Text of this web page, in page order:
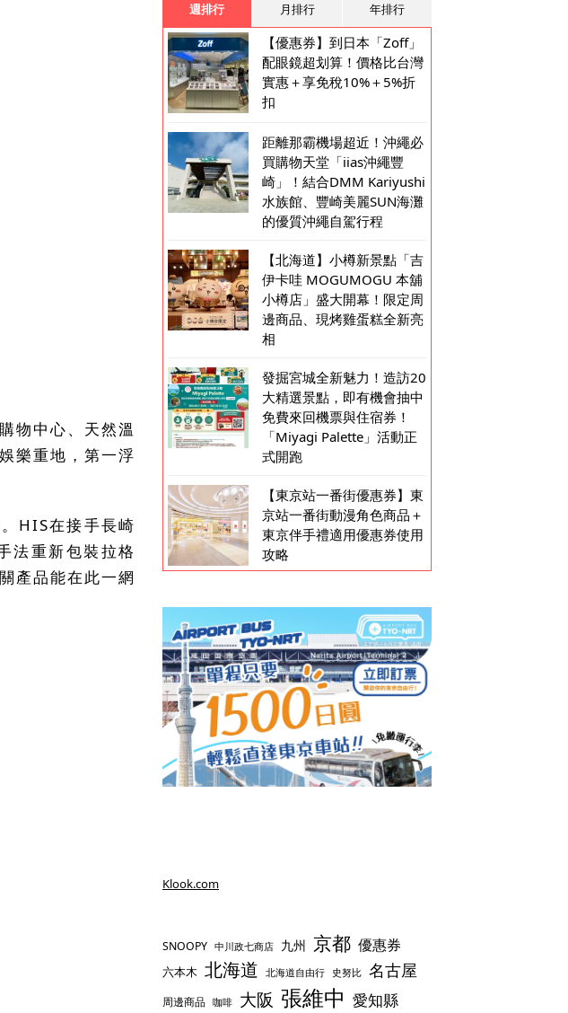
物中心、天然溫
樂重地，第一浮
HIS在接手長崎
法重新包裝拉格
產品能在此一網
週排行 月排行 年排行
【優惠券】到日本「Zoff」
配眼鏡超划算！價格比台灣
實惠＋享免稅10%＋5%折
扣
距離那霸機場超近！沖繩必
買購物天堂「iias沖繩豐
崎」！結合DMM Kariyushi
水族館、豐崎美麗SUN海灘
的優質沖繩自駕行程
【北海道】小樽新景點「吉
伊卡哇 MOGUMOGU 本舖
小樽店」盛大開幕！限定周
邊商品、現烤雞蛋糕全新亮
相
發掘宮城全新魅力！造訪20
大精選景點，即有機會抽中
免費來回機票與住宿券！
「Miyagi Palette」活動正
式開跑
【東京站一番街優惠券】東
京站一番街動漫角色商品＋
東京伴手禮適用優惠券使用
攻略
Klook.com
SNOOPY 中川政七商店 九州 京都 優惠券
六本木 北海道 北海道自由行 史努比 名古屋
周邊商品 咖啡 大阪 張維中 愛知縣